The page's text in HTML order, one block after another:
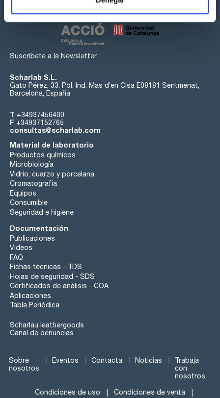
Suscríbete a la Newsletter
Scharlab S.L.
Gato Pérez, 33. Pol. Ind. Mas d’en Cisa E08181 Sentmenat,
Barcelona, España
T +34937456400
F +34937152765
consultas@scharlab.com
Material de laboratorio
Productos químicos
Microbiología
Vidrio, cuarzo y porcelana
Cromatografía
Equipos
Consumible
Seguridad e higiene
Documentación
Publicaciones
Videos
FAQ
Fichas técnicas - TDS
Hojas de seguridad - SDS
Certificados de análisis - COA
Aplicaciones
Tabla Periódica
Scharlau leathergoods
Canal de denuncias
Sobre
nosotros
Eventos Contacta Noticias
Trabaja
con
nosotros
Condiciones de uso Condiciones de venta